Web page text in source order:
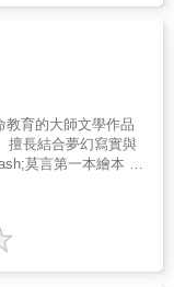
經以不同的靈魂來過
——〈藍屋〉「我在
也找到如何品味自
窗左右兩邊的風景
的我們，來自不同
牧場與紅色麵包
述所遇見的新舊夥
的相遇非常短暫，
誰呢？」——〈安靜
著蜂鳥的速度。我
也是時間的終結者。
比方說，每
始一定痛苦萬分，看
。但持續一個月後，
來了。 盧貝松
天天都得練身體，
，而且我的作法跟他
去十五年我幾乎天天
） 繪本的故
感到有趣的不會是情
為有限，很難將曲折
過就不再重來的一期
孤
算很累也要
關心自己的人， 還有珍貴的初衷。
教育的大師文學作品
擅長結合夢幻寫實與
的文字裡，傳達出
，他描繪出深厚的可